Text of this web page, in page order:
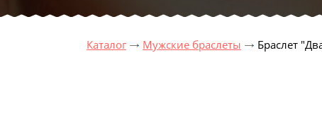
Каталог Мужские браслеты Браслет